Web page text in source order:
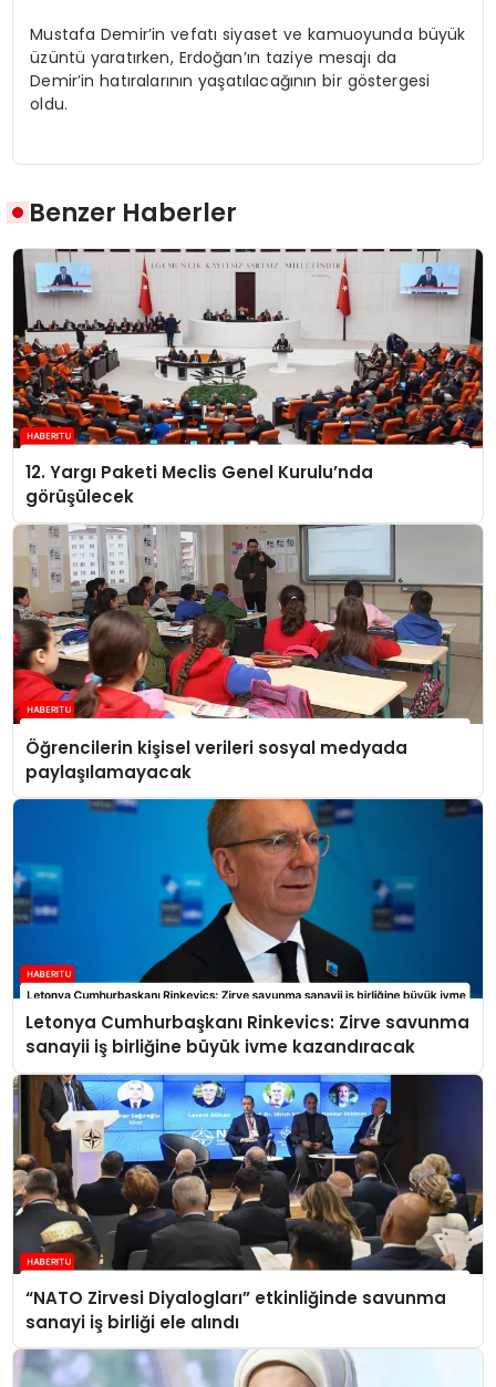
Mustafa Demir’in vefatı siyaset ve kamuoyunda büyük
üzüntü yaratırken, Erdoğan’ın taziye mesajı da
Demir’in hatıralarının yaşatılacağının bir göstergesi
oldu.
Benzer Haberler
12. Yargı Paketi Meclis Genel Kurulu’nda
görüşülecek
Öğrencilerin kişisel verileri sosyal medyada
paylaşılamayacak
Letonya Cumhurbaşkanı Rinkevics: Zirve savunma
sanayii iş birliğine büyük ivme kazandıracak
“NATO Zirvesi Diyalogları” etkinliğinde savunma
sanayi iş birliği ele alındı